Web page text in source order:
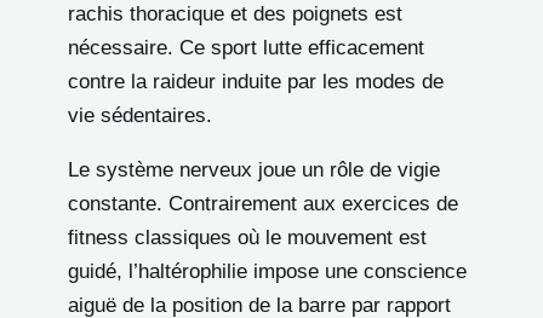
rachis thoracique et des poignets est
nécessaire. Ce sport lutte efficacement
contre la raideur induite par les modes de
vie sédentaires.
Le système nerveux joue un rôle de vigie
constante. Contrairement aux exercices de
fitness classiques où le mouvement est
guidé, l’haltérophilie impose une conscience
aiguë de la position de la barre par rapport